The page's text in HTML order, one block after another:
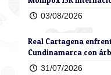
03/08/2026
Real Cartagena
Cundinamarca con
31/07/2026